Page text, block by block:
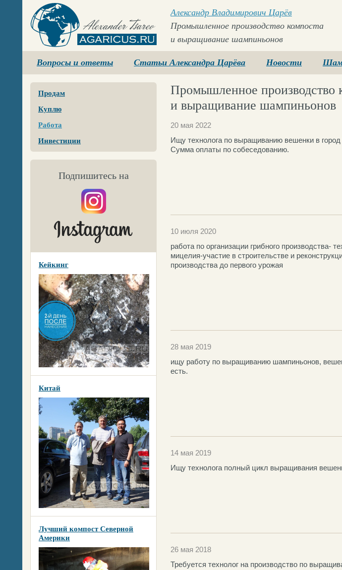
Agaricus.ru
Александр Владимирович Царёв
Промышленное производство компоста
и выращивание шампиньонов
Вопросы и ответы Статьи Александра Царёва Новости
Продам
Куплю
Работа
Инвестиции
Подпишитесь на
Кейкинг
Китай
Лучший компост Северной
Америки
Промышленное производство
и выращивание шампиньонов
20 мая 2022
Ищу технолога по выращиванию вешенки в
Сумма оплаты по собеседованию.
10 июля 2020
работа по организации грибного производства-
мицелия-участие в строительстве и
производства до первого урожая
28 мая 2019
ищу работу по выращиванию шампиньонов,
есть.
14 мая 2019
Ищу технолога полный цикл выращивания
26 мая 2018
Требуется технолог на производство по